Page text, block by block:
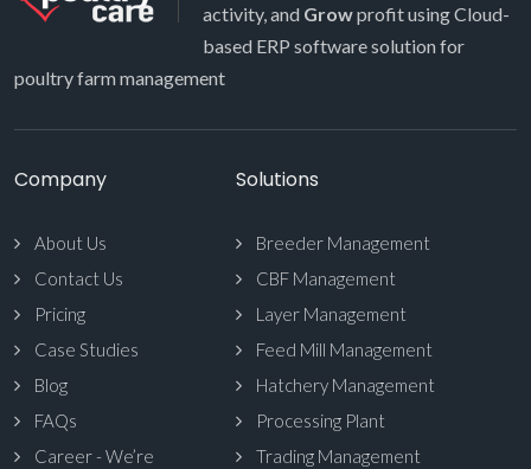
activity, and Growprofit using Cloud-
based ERP software solution for
poultry farm management
Company
About Us
Contact Us
Pricing
Case Studies
Blog
FAQs
Career - We’re
Solutions
Breeder Management
CBF Management
Layer Management
Feed Mill Management
Hatchery Management
Processing Plant
Trading Management